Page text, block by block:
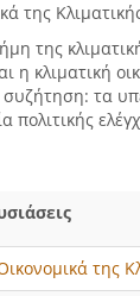
της
της
η κλιματική
τα
πολιτικής
της